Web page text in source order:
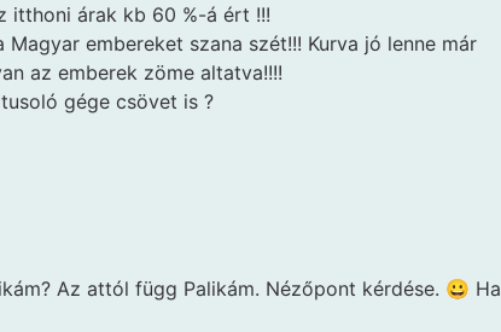
itthoni árak kb 60 %-á ért !!!
embereket szana szét!!! Kurva jó lenne már
az emberek zöme altatva!!!!
gége csövet is ?
Az attól függ Palikám. Nézőpont kérdése. 😀 Ha